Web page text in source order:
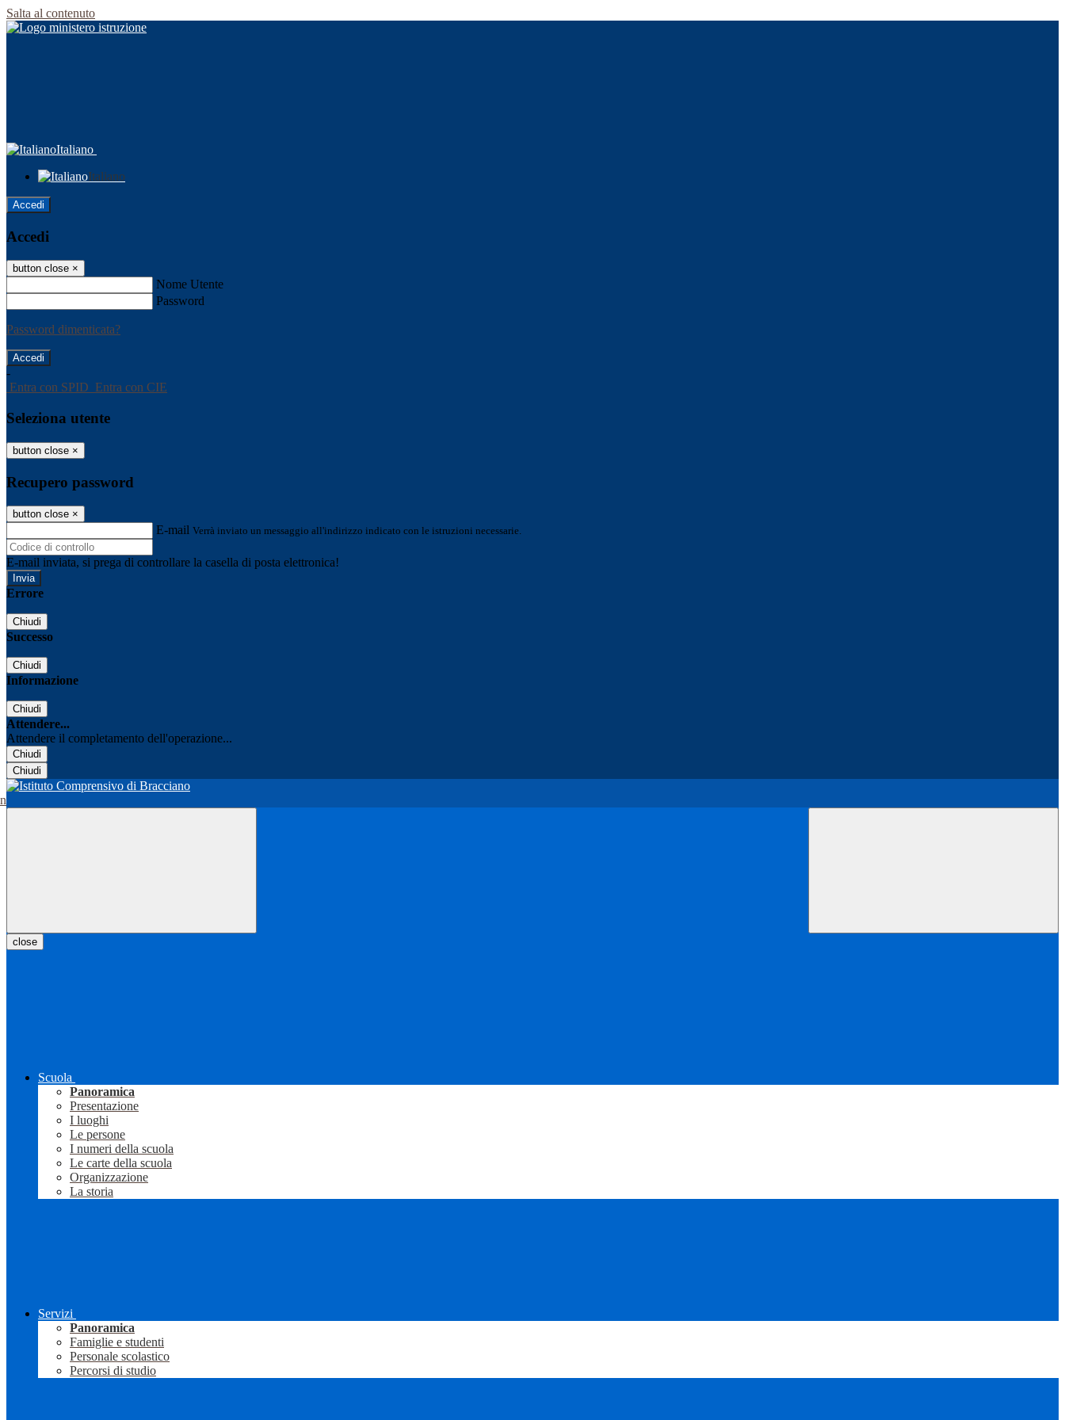
Salta al contenuto
Italiano
Italiano
Accedi
Accedi
button close ×
Nome Utente
Password
Password dimenticata?
-
Entra con SPID Entra con CIE
Seleziona utente
button close ×
Recupero password
button close ×
E-mail Verrà inviato un messaggio all'indirizzo indicato con le istruzioni necessarie.
E-mail inviata, si prega di controllare la casella di posta elettronica!
Errore
Chiudi
Successo
Chiudi
Informazione
Chiudi
Attendere...
Attendere il completamento dell'operazione...
Chiudi
Chiudi
close
Scuola
Panoramica
Presentazione
I luoghi
Le persone
I numeri della scuola
Le carte della scuola
Organizzazione
La storia
Servizi
Panoramica
Famiglie e studenti
Personale scolastico
Percorsi di studio